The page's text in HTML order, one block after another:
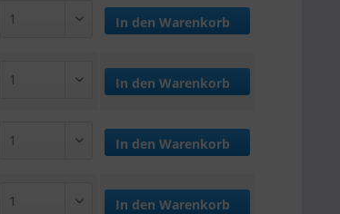
In den Warenkorb
In den Warenkorb
In den Warenkorb
In den Warenkorb